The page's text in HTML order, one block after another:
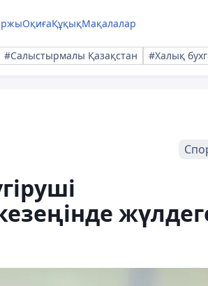
ОқиғаҚұқықМақалалар
#Салыстырмалы Қазақстан #Халық